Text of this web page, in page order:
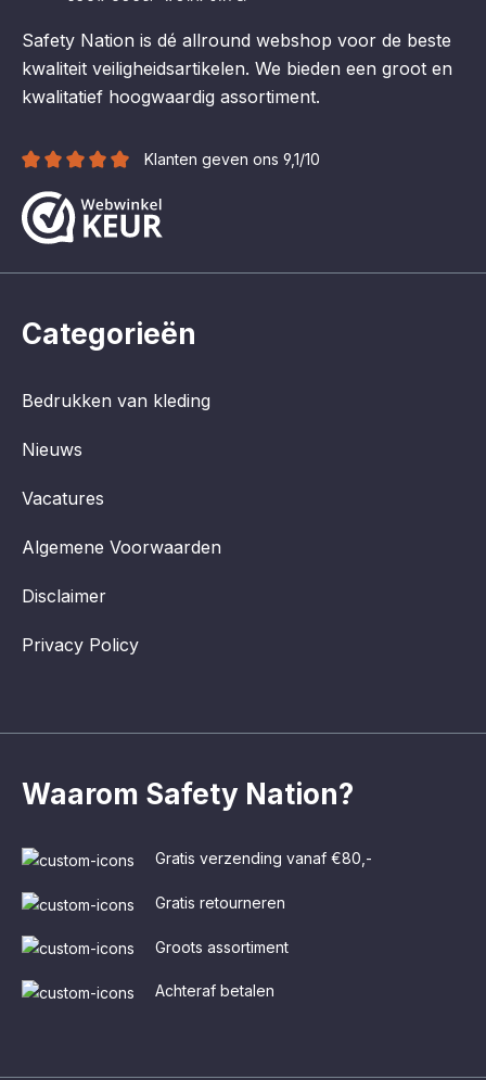
Safety Nation is dé allround webshop voor de beste
kwaliteit veiligheidsartikelen. We bieden een groot en
kwalitatief hoogwaardig assortiment.
Klanten geven ons 9,1/10
Waarom Safety Nation?
Gratis verzending vanaf €80,-
Gratis retourneren
Groots assortiment
Achteraf betalen
Categorieën
Bedrukken van kleding
Nieuws
Vacatures
Algemene Voorwaarden
Disclaimer
Privacy Policy